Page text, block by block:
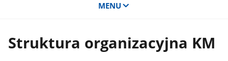
MENU
Struktura organizacyjna KM